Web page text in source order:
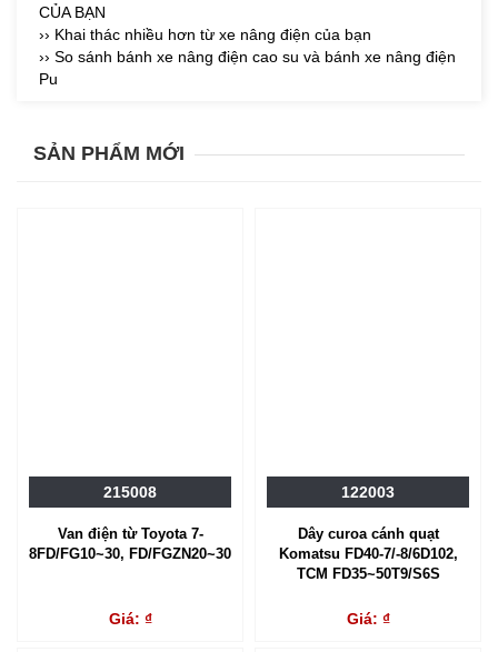
CỦA BẠN
›› Khai thác nhiều hơn từ xe nâng điện của bạn
›› So sánh bánh xe nâng điện cao su và bánh xe nâng điện
Pu
SẢN PHẨM MỚI
215008
Van điện từ Toyota 7-
8FD/FG10~30, FD/FGZN20~30
Giá: ₫
122003
Dây curoa cánh quạt
Komatsu FD40-7/-8/6D102,
TCM FD35~50T9/S6S
Giá: ₫